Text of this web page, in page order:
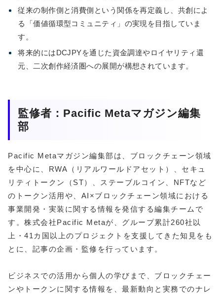
従来の制作側と消費側という関係を再定義し、共創によ
る「価値循環型コミュニティ」の実現を目指していま
す。
将来的にはDCJPYを通じた資金調達やロイヤリティ還
元、二次創作経済圏への展開が構想されています。
監修者：Pacific Metaマガジン編集
部
Pacific Metaマガジン編集部は、ブロックチェーン領域
を中心に、RWA（リアルワールドアセット）、セキュ
リティトークン（ST）、ステーブルコイン、NFTなど
のトークン活用や、AI×ブロックチェーン領域における
事業開発・実装に関する情報を発信する編集チームで
す。株式会社Pacific Metaが、グループ累計260社以
上・41カ国以上のプロジェクトを支援してきた知見をも
とに、記事の企画・監修を行っています。
ビジネスでの活用から個人の学びまで、ブロックチェー
ンやトークンに関する情報を、最新動向と実務でのナレ